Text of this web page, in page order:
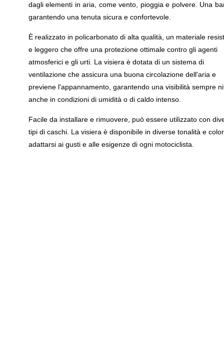
dagli elementi in aria, come vento, pioggia e polvere. Una
garantendo una tenuta sicura e confortevole.
È realizzato in policarbonato di alta qualità, un materiale
e leggero che offre una protezione ottimale contro gli agenti
atmosferici e gli urti. La visiera è dotata di un sistema di
ventilazione che assicura una buona circolazione dell'aria e
previene l'appannamento, garantendo una visibilità sempre
anche in condizioni di umidità o di caldo intenso.
Facile da installare e rimuovere, può essere utilizzato con
tipi di caschi. La visiera è disponibile in diverse tonalità e
adattarsi ai gusti e alle esigenze di ogni motociclista.